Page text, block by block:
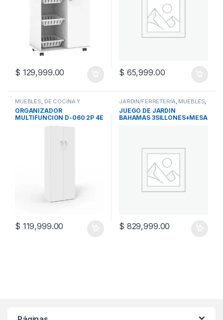
$ 129,999.00 $ 65,999.00
MUEBLES, DE COCINA Y
MULTIUSO,MULTIUSOS
ORGANIZADOR
MULTIFUNCION D-060 2P 4E
$ 119,999.00
JARDIN/FERRETERIA, MUEBLES,
JUEGOS DE JARDIN
JUEGO DE JARDIN
BAHAMAS 3SILLONES+MESA
$ 829,999.00